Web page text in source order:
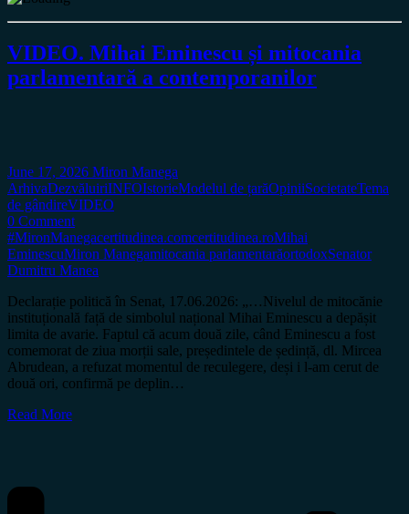
VIDEO. Mihai Eminescu și mitocania
parlamentară a contemporanilor
June 17, 2026 Miron Manega
ArhivaDezvăluiriINFOIstorieModelul de țarăOpiniiSocietateTema
de gândireVIDEO
0 Comment
#MironManegacertitudinea.comcertitudinea.roMihai
EminescuMiron Manegamitocania parlamentarăortodoxSenator
Dumitru Manea
Declarație politică în Senat, 17.06.2026: „…Nivelul de mitocănie
instituțională față de simbolul național Mihai Eminescu a depășit
limita de avarie. Faptul că acum două zile, când Eminescu a fost
comemorat de ziua morții sale, președintele de ședință, dl. Mircea
Abrudean, a refuzat momentul de reculegere, deși i l-am cerut de
două ori, confirmă pe deplin…
Read More